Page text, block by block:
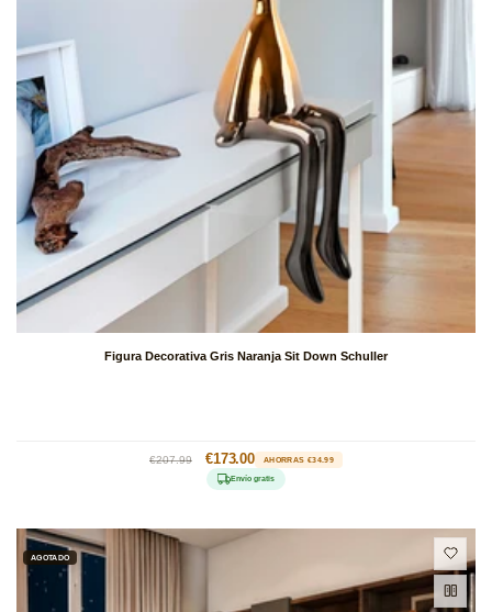
Figura Decorativa Gris Naranja Sit Down Schuller
Precio
€207.99
Precio
de
oferta
€173.00 AHORRAS €34.99
Envío gratis
AGOTADO